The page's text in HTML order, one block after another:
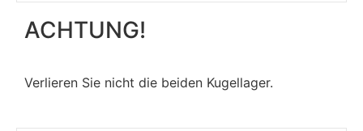
ACHTUNG!
Verlieren Sie nicht die beiden Kugellager.